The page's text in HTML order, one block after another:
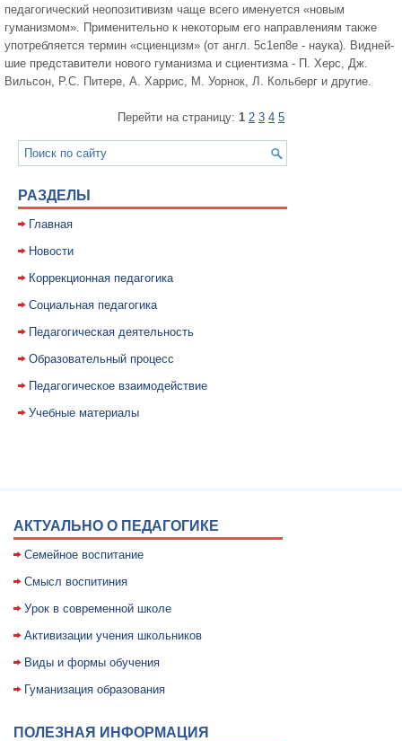
педагогический неопозитивизм чаще всего именуется «новым
гуманизмом». Применительно к некоторым его направлениям также
употреб­ляется термин «сциенцизм» (от англ. 5с1еп8е - наука). Видней­
шие представители нового гуманизма и сциентизма - П. Херс, Дж.
Вильсон, Р.С. Питере, А. Харрис, М. Уорнок, Л. Кольберг и другие.
Перейти на страницу: 1 2 3 4 5
РАЗДЕЛЫ
Главная
Новости
Коррекционная педагогика
Социальная педагогика
Педагогическая деятельность
Образовательный процесс
Педагогическое взаимодействие
Учебные материалы
АКТУАЛЬНО О ПЕДАГОГИКЕ
Семейное воспитание
Смысл воспитиния
Уpок в совpеменной школе
Активизации учения школьников
Виды и формы обучения
Гуманизация образования
ПОЛЕЗНАЯ ИНФОРМАЦИЯ